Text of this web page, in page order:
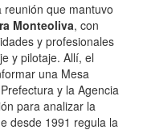
que mantuvo
Monteoliva, con
y profesionales
y pilotaje. Allí, el
una Mesa
y la Agencia
para analizar la
desde 1991 regula la